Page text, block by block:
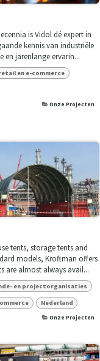
is Vidol dé expert in
kennis van industriële
en jarenlange ervarin...
en e-commerce
Onze Projecten
tents, storage tents and
models, Kroftman offers
are almost always avail...
en projectorganisaties
Nederland
Onze Projecten